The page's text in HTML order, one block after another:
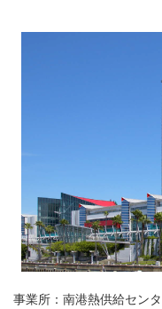
事業所：南港熱供給セン